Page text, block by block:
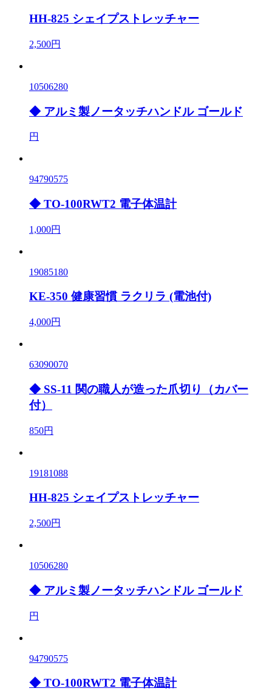
HH-825 シェイプストレッチャー
2,500円
10506280
◆ アルミ製ノータッチハンドル ゴールド
円
94790575
◆ TO-100RWT2 電子体温計
1,000円
19085180
KE-350 健康習慣 ラクリラ (電池付)
4,000円
63090070
◆ SS-11 関の職人が造った爪切り（カバー
付）
850円
19181088
HH-825 シェイプストレッチャー
2,500円
10506280
◆ アルミ製ノータッチハンドル ゴールド
円
94790575
◆ TO-100RWT2 電子体温計